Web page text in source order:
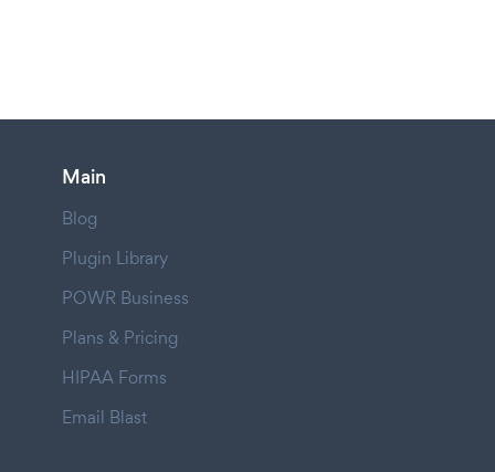
Main
Blog
Plugin Library
POWR Business
Plans & Pricing
HIPAA Forms
Email Blast